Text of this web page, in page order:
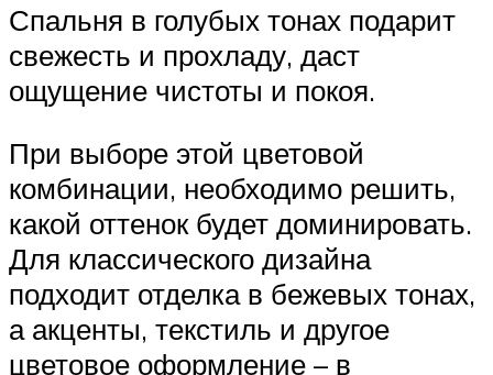
Спальня в голубых тонах подарит
свежесть и прохладу, даст
ощущение чистоты и покоя.
При выборе этой цветовой
комбинации, необходимо решить,
какой оттенок будет доминировать.
Для классического дизайна
подходит отделка в бежевых тонах,
а акценты, текстиль и другое
цветовое оформление – в